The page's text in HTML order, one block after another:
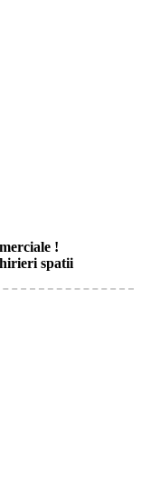
!
spatii